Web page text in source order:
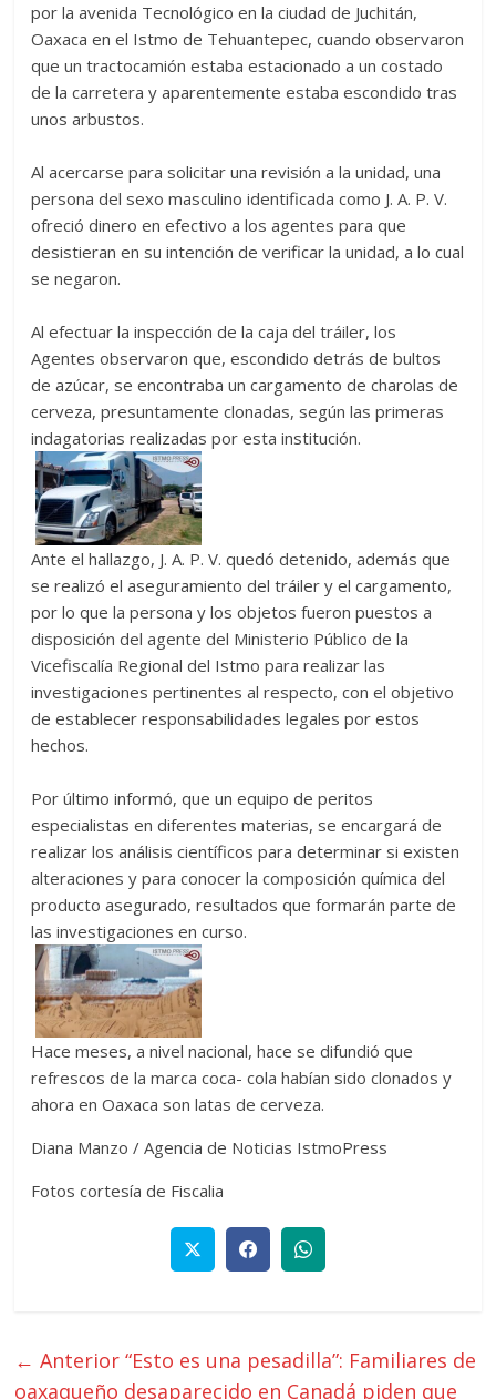
por la avenida Tecnológico en la ciudad de Juchitán,
Oaxaca en el Istmo de Tehuantepec, cuando observaron
que un tractocamión estaba estacionado a un costado
de la carretera y aparentemente estaba escondido tras
unos arbustos.
Al acercarse para solicitar una revisión a la unidad, una
persona del sexo masculino identificada como J. A. P. V.
ofreció dinero en efectivo a los agentes para que
desistieran en su intención de verificar la unidad, a lo cual
se negaron.
Al efectuar la inspección de la caja del tráiler, los
Agentes observaron que, escondido detrás de bultos
de azúcar, se encontraba un cargamento de charolas de
cerveza, presuntamente clonadas, según las primeras
indagatorias realizadas por esta institución.
Ante el hallazgo, J. A. P. V. quedó detenido, además que
se realizó el aseguramiento del tráiler y el cargamento,
por lo que la persona y los objetos fueron puestos a
disposición del agente del Ministerio Público de la
Vicefiscalía Regional del Istmo para realizar las
investigaciones pertinentes al respecto, con el objetivo
de establecer responsabilidades legales por estos
hechos.
Por último informó, que un equipo de peritos
especialistas en diferentes materias, se encargará de
realizar los análisis científicos para determinar si existen
alteraciones y para conocer la composición química del
producto asegurado, resultados que formarán parte de
las investigaciones en curso.
Hace meses, a nivel nacional, hace se difundió que
refrescos de la marca coca- cola habían sido clonados y
ahora en Oaxaca son latas de cerveza.
Diana Manzo / Agencia de Noticias IstmoPress
Fotos cortesía de Fiscalia
← Anterior “Esto es una pesadilla”: Familiares de
oaxaqueño desaparecido en Canadá piden que